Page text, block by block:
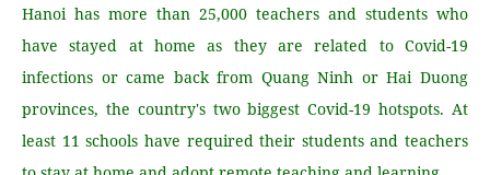
Hanoi has more than 25,000 teachers and students who
have stayed at home as they are related to Covid-19
infections or came back from Quang Ninh or Hai Duong
provinces, the country's two biggest Covid-19 hotspots. At
least 11 schools have required their students and teachers